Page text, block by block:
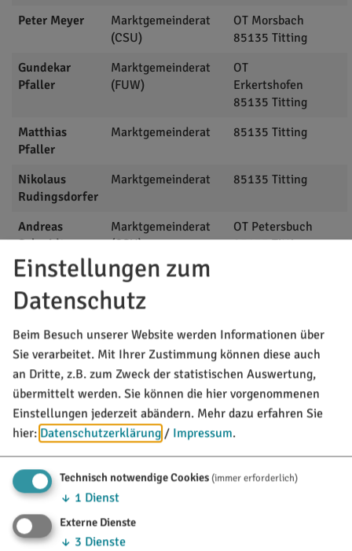
Peter Meyer
Marktgemeinderat
(CSU)
OT Morsbach
85135 Titting
Gundekar
Pfaller
Marktgemeinderat
(FUW)
OT
Erkertshofen
85135 Titting
Matthias
Pfaller
Marktgemeinderat 85135 Titting
Nikolaus
Rudingsdorfer
Marktgemeinderat 85135 Titting
Andreas
Schmidt
Marktgemeinderat
(CSU)
OT Petersbuch
85135 Titting
Rathausplatz 1
85135 Titting
08423/9921-0
info@titting.de
TOURISTINFO
Marktstraße 21
85135 Titting
Einstellungen zum
Datenschutz
Beim Besuch unserer Website werden Informationen über
Sie verarbeitet. Mit Ihrer Zustimmung können diese auch
an Dritte, z.B. zum Zweck der statistischen Auswertung,
übermittelt werden. Sie können die hier vorgenommenen
Einstellungen jederzeit abändern. Mehr dazu erfahren Sie
hier: Datenschutzerklärung / Impressum.
Technisch notwendige Cookies(immer erforderlich)
↓ 1 Dienst
Externe Dienste
↓ 3 Dienste